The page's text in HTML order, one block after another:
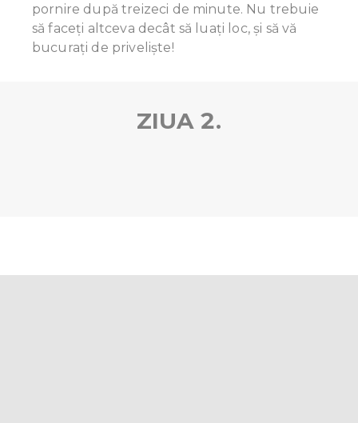
pornire după treizeci de minute. Nu trebuie
să faceți altceva decât să luați loc, și să vă
bucurați de priveliște!
ZIUA 2.